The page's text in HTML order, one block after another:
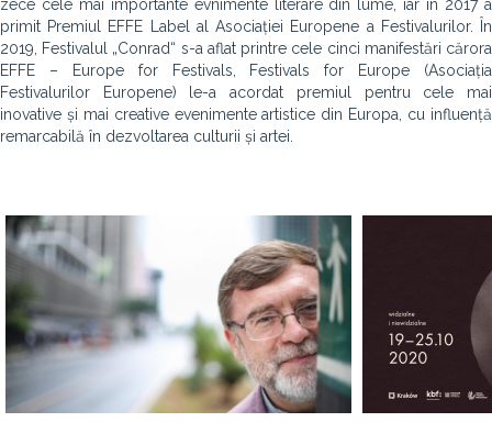
zece cele mai importante evnimente literare din lume, iar în 2017 a
primit Premiul EFFE Label al Asociației Europene a Festivalurilor. În
2019, Festivalul „Conrad“ s-a aflat printre cele cinci manifestări cărora
EFFE – Europe for Festivals, Festivals for Europe (Asociația
Festivalurilor Europene) le-a acordat premiul pentru cele mai
inovative și mai creative evenimente artistice din Europa, cu influență
remarcabilă în dezvoltarea culturii și artei.